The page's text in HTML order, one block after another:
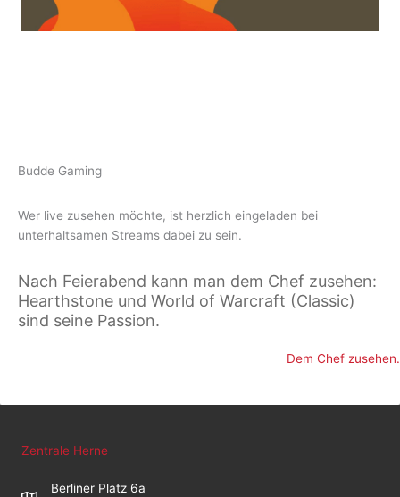
Budde Gaming
Wer live zusehen möchte, ist herzlich eingeladen bei
unterhaltsamen Streams dabei zu sein.
Nach Feierabend kann man dem Chef zusehen:
Hearthstone und World of Warcraft (Classic)
sind seine Passion.
Dem Chef zusehen.
Zentrale Herne
Berliner Platz 6a